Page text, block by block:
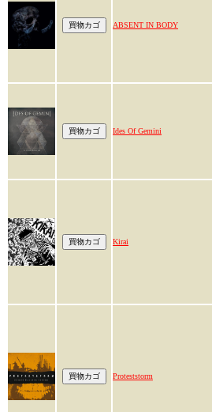
ABSENT IN BODY
Ides Of Gemini
Kirai
Proteststorm